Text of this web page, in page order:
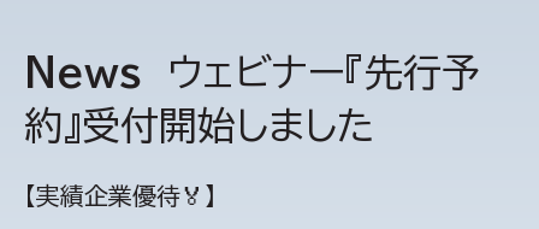
News ウェビナー『先行予
約』受付開始しました
【実績企業優待🏅】